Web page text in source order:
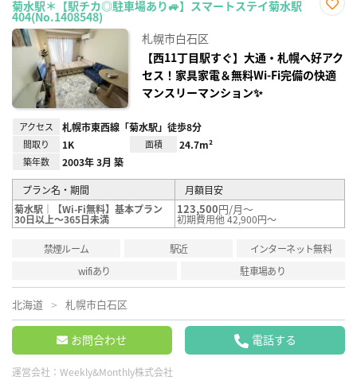
菊水駅＊【駅チカ◎駐車場あり🚙】スマートステイ菊水駅
404(No.1408548)
録
札幌市白石区
【西11丁目駅すぐ】大通・札幌へ好アク
セス！家具家電＆無料Wi-Fi完備の快適
マンスリーマンション✨
アクセス 札幌市東西線「菊水駅」徒歩8分
間取り 1K 面積 24.7m²
築年数 2003年 3月 築
プラン名・期間
月額目安
菊水駅｜【Wi-Fi無料】基本プラン
30日以上～365日未満
123,500円/月～
初期費用他 42,900円～
禁煙ルーム 駅近
インターネット無料
wifiあり
駐車場あり
北海道 札幌市白石区
お問合わせ 電話する
運営会社： Weekly&Monthly株式会社